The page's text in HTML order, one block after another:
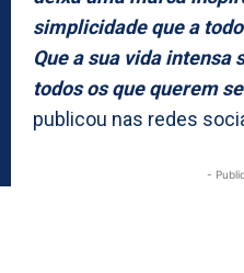
simplicidade que a
Que a sua vida intensa
todos os que querem
publicou nas redes
-